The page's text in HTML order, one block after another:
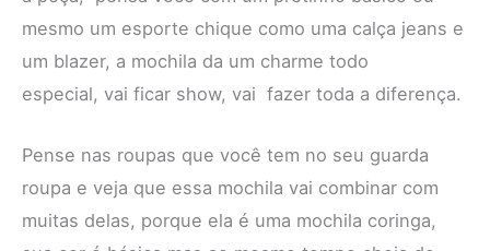
mesmo um esporte chique como uma calça jeans e
um blazer, a mochila da um charme todo
especial, vai ficar show, vai fazer toda a diferença.
Pense nas roupas que você tem no seu guarda
roupa e veja que essa mochila vai combinar com
muitas delas, porque ela é uma mochila coringa,